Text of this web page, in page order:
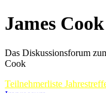
James
Das Diskussionsforum
Cook
Teilnehmerliste